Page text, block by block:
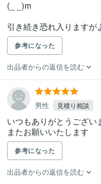
(_ _)m
引き続き恐れ入りますが
参考になった
出品者からの返信を読む
男性 見積り相談
いつもありがとうござい
またお願いいたします
参考になった
出品者からの返信を読む